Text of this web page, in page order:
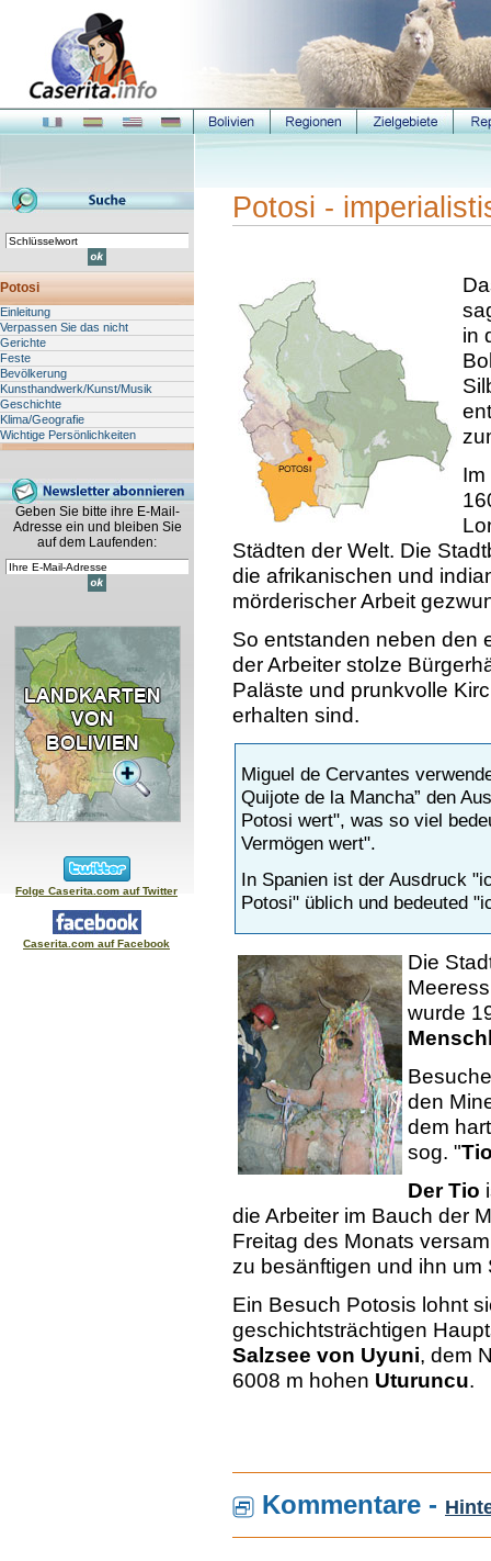
Potosi
Einleitung
Verpassen Sie das nicht
Gerichte
Feste
Bevölkerung
Kunsthandwerk/Kunst/Musik
Geschichte
Klima/Geografie
Wichtige Persönlichkeiten
Geben Sie bitte ihre E-Mail-
Adresse ein und bleiben Sie
auf dem Laufenden:
Folge Caserita.com auf Twitter
Caserita.com auf Facebook
Potosi -
in
Im
Städten der Welt. Die
die afrikanischen und
mörderischer Arbeit
So entstanden neben den
der Arbeiter stolze
Paläste und prunkvolle
erhalten sind.
Miguel de Cervantes
Quijote de la Mancha” den
Potosi wert", was so viel
Vermögen wert".
In Spanien ist der Ausdruck
Potosi" üblich und bedeuted
Die
wurde
den
dem
sog. "
Der Tio
die Arbeiter im Bauch der
Freitag des Monats
zu besänftigen und ihn um
Ein Besuch Potosis lohnt
geschichtsträchtigen
Salzsee von Uyuni, dem
6008 m hohen Uturuncu.
Kommentare -